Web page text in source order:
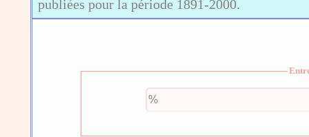
publiées pour la période 1891-2000.